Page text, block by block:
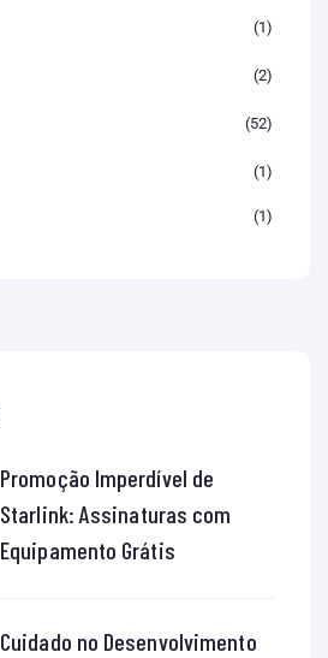
1
2
52
1
1
Promoção Imperdível de
Starlink: Assinaturas com
Equipamento Grátis
Cuidado no Desenvolvimento